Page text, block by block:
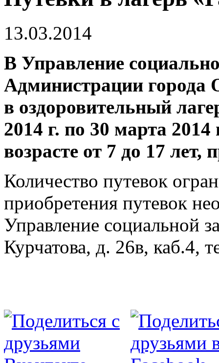
13.03.2014
В Управление
Администрации города
в оздоровительный
2014 г. по 30 марта 2014
возрасте от 7 до 17
Количество путевок
приобретения путевок
Управление социальной
Курчатова, д. 26­в, каб.4,